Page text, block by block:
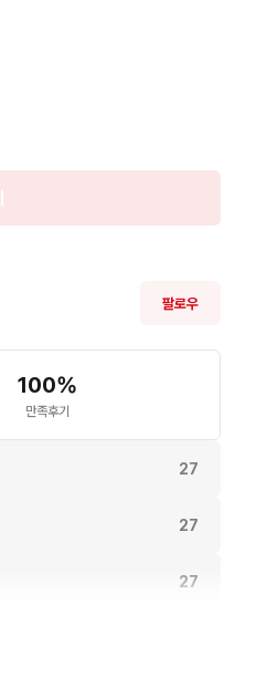
팔로우
100%
만족후기
27
27
27